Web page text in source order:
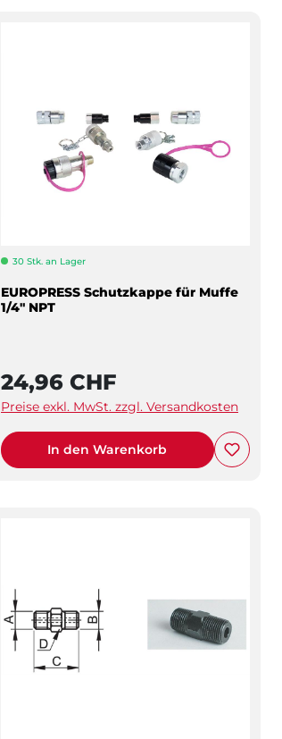
30 Stk. an Lager
EUROPRESS Schutzkappe für Muffe
1/4" NPT
24,96 CHF
Preise exkl. MwSt. zzgl. Versandkosten
In den Warenkorb